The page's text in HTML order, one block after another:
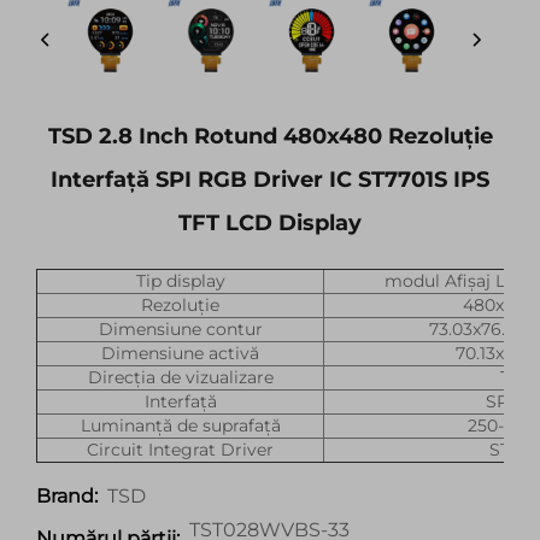
TSD 2.8 Inch Rotund 480x480 Rezoluție
Interfață SPI RGB Driver IC ST7701S IPS
TFT LCD Display
Tip display
modul Afișaj LCD
Rezoluție
Dimensiune contur
Dimensiune activă
Direcția de vizualizare
Interfață
Luminanță de suprafață
250-
Circuit Integrat Driver
Brand: TSD
TST028WVBS-33